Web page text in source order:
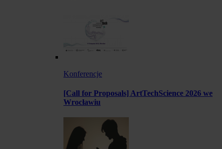
Konferencje
[Call for Proposals] ArtTechScience 2026 we
Wrocławiu